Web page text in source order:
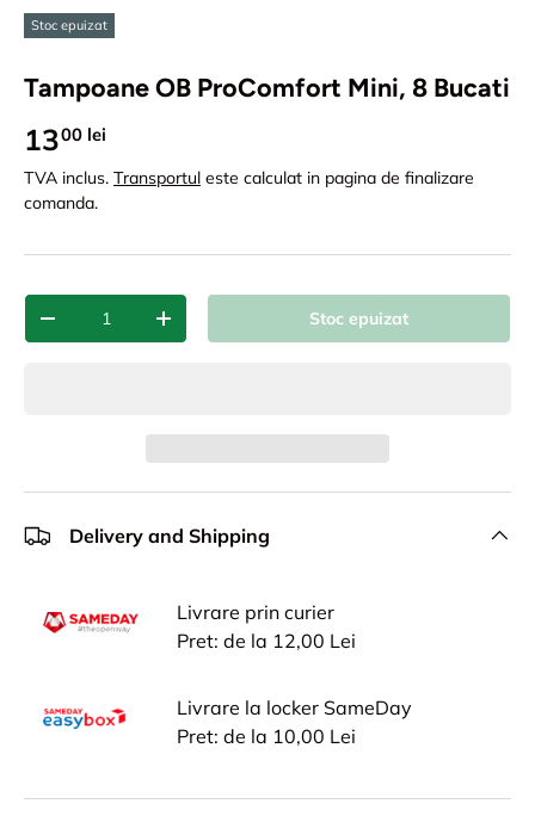
Stoc epuizat
Tampoane OB ProComfort Mini, 8 Bucati
1300 lei
TVA inclus. Transportul este calculat in pagina de finalizare
comanda.
Cant.
-
+ Stoc epuizat
Delivery and Shipping
Livrare prin curier
Pret: de la 12,00 Lei
Livrare la locker SameDay
Pret: de la 10,00 Lei